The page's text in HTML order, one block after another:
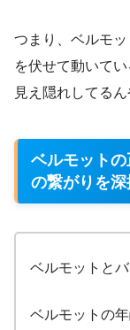
つまり、ベルモ
を伏せて動いて
見え隠れしてるん
ベルモット
の繋がりを深
ベルモットと
ベルモットの